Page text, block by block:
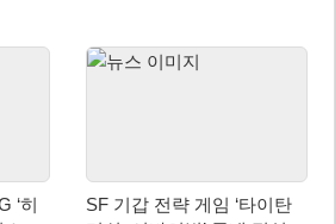
‘히
SF 기갑 전략 게임 ‘타이탄